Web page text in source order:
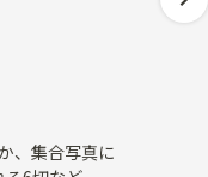
、集合写真に